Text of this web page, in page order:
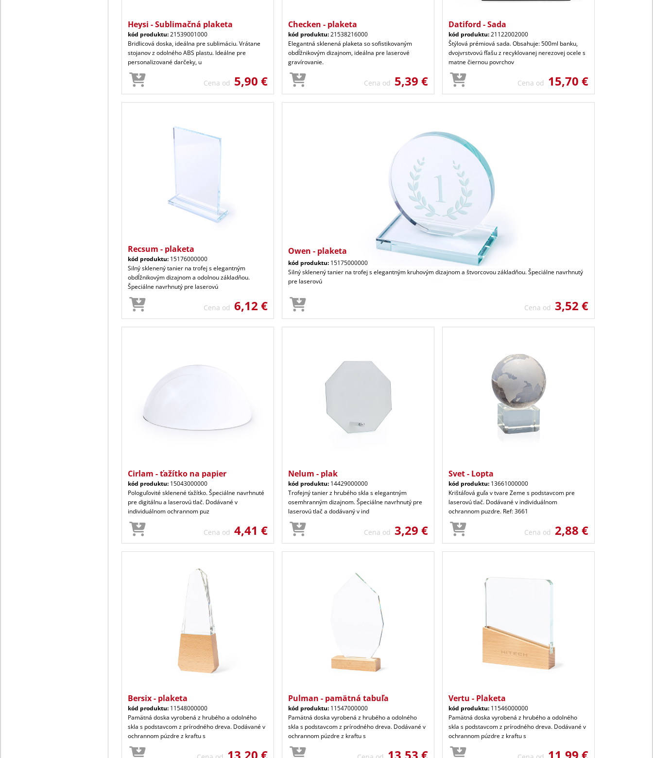
Heysi - Sublimačná plaketa
kód produktu:21539001000
Bridlicová doska, ideálna pre sublimáciu. Vrátane
stojanov z odolného ABS plastu. Ideálne pre
personalizované darčeky, u
Cena od 5,90 €
Checken - plaketa
kód produktu:21538216000
Elegantná sklenená plaketa so sofistikovaným
obdĺžnikovým dizajnom, ideálna pre laserové
gravírovanie.
Cena od 5,39 €
Datiford - Sada
kód produktu:21122002000
Štýlová prémiová sada. Obsahuje: 500ml banku,
dvojvrstvovú fľašu z recyklovanej nerezovej ocele s
matne čiernou povrchov
Cena od 15,70 €
Recsum - plaketa
kód produktu: 15176000000
Silný sklenený tanier na trofej s elegantným
obdĺžnikovým dizajnom a odolnou základňou.
Špeciálne navrhnutý pre laserovú
Cena od 6,12 €
Owen - plaketa
kód produktu: 15175000000
Silný sklenený tanier na trofej s elegantným kruhovým dizajnom a štvorcovou základňou. Špeciálne navrhnutý
pre laserovú
Cena od 3,52 €
Cirlam - ťažítko na papier
kód produktu: 15043000000
Pologuľovité sklenené ťažítko. Špeciálne navrhnuté
pre digitálnu a laserovú tlač. Dodávané v
individuálnom ochrannom puz
Cena od 4,41 €
Nelum - plak
kód produktu: 14429000000
Trofejný tanier z hrubého skla s elegantným
osemhranným dizajnom. Špeciálne navrhnutý pre
laserovú tlač a dodávaný v ind
Cena od 3,29 €
Svet - Lopta
kód produktu: 13661000000
Krištáľová guľa v tvare Zeme s podstavcom pre
laserovú tlač. Dodávané v individuálnom
ochrannom puzdre. Ref: 3661
Cena od 2,88 €
Bersix - plaketa
kód produktu: 11548000000
Pamätná doska vyrobená z hrubého a odolného
skla s podstavcom z prírodného dreva. Dodávané v
ochrannom púzdre z kraftu s
Pulman - pamätná tabuľa
kód produktu: 11547000000
Pamätná doska vyrobená z hrubého a odolného
skla s podstavcom z prírodného dreva. Dodávané v
ochrannom púzdre z kraftu s
Vertu - Plaketa
kód produktu: 11546000000
Pamätná doska vyrobená z hrubého a odolného
skla s podstavcom z prírodného dreva. Dodávané v
ochrannom púzdre z kraftu s